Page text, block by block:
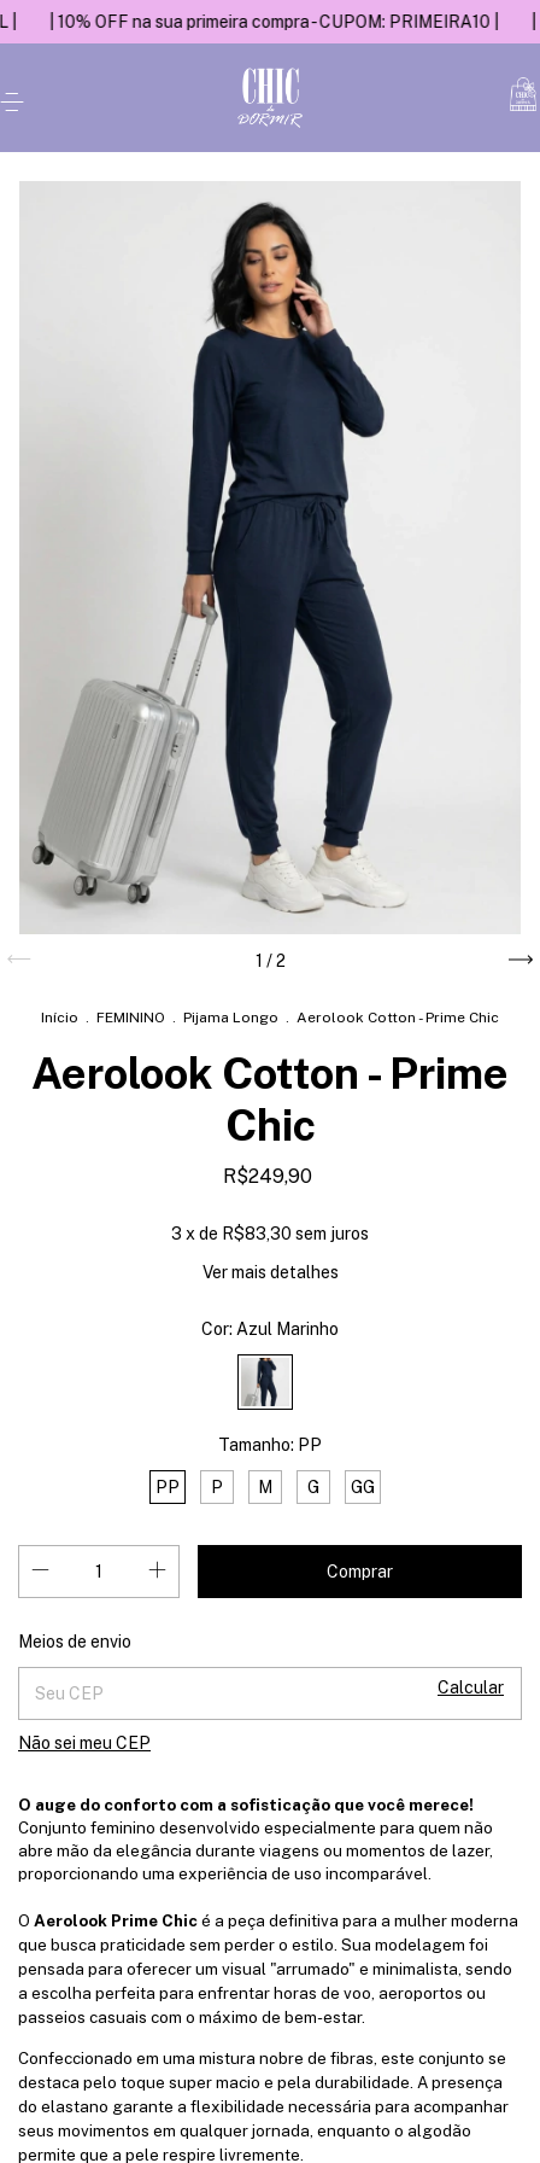
OFF na sua primeira compra - CUPOM: PRIMEIRA10 | |
1 /2
Início . FEMININO . Pijama Longo . Aerolook Cotton - Prime Chic
Aerolook Cotton - Prime
Chic
R$249,90
3 x de R$83,30 sem juros
Ver mais detalhes
Cor: Azul Marinho
Tamanho: PP
PP P M G GG
Entregas para o CEP:
Meios de envio
Calcular
Não sei meu CEP
O auge do conforto com a sofisticação que você merece!
Conjunto feminino desenvolvido especialmente para quem não
abre mão da elegância durante viagens ou momentos de lazer,
proporcionando uma experiência de uso incomparável.
O Aerolook Prime Chicé a peça definitiva para a mulher moderna
que busca praticidade sem perder o estilo. Sua modelagem foi
pensada para oferecer um visual "arrumado" e minimalista, sendo
a escolha perfeita para enfrentar horas de voo, aeroportos ou
passeios casuais com o máximo de bem-estar.
Confeccionado em uma mistura nobre de fibras, este conjunto se
destaca pelo toque super macio e pela durabilidade. A presença
do elastano garante a flexibilidade necessária para acompanhar
seus movimentos em qualquer jornada, enquanto o algodão
permite que a pele respire livremente.